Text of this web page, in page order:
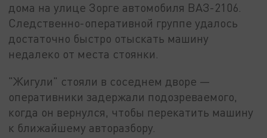
дома на улице Зорге автомобиля ВАЗ-2106.
Следственно-оперативной группе удалось
достаточно быстро отыскать машину
недалеко от места стоянки.
"Жигули" стояли в соседнем дворе —
оперативники задержали подозреваемого,
когда он вернулся, чтобы перекатить машину
к ближайшему авторазбору.